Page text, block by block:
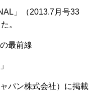
」（2013.7月号33
。
最前線
パン株式会社） に掲載